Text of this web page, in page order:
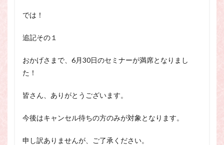
では！
追記その１
おかげさまで、6月30日のセミナーが満席となりまし
た！
皆さん、ありがとうございます。
今後はキャンセル待ちの方のみが対象となります。
申し訳ありませんが、ご了承ください。